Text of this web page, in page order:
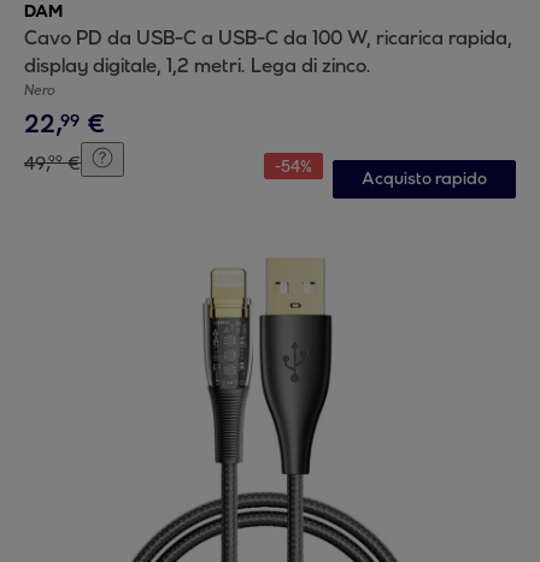
DAM
Cavo PD da USB-C a USB-C da 100 W, ricarica rapida,
display digitale, 1,2 metri. Lega di zinco.
Nero
22,99 €
49,99 € -54%
Acquisto rapido